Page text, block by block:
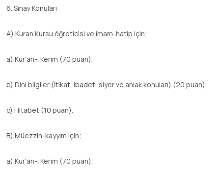
6. Sınav Konuları:
A) Kuran Kursu öğreticisi ve imam-hatip için;
a) Kur'an-ı Kerim (70 puan),
b) Dini bilgiler (İtikat, ibadet, siyer ve ahlak konuları) (20 puan),
c) Hitabet (10 puan).
B) Müezzin-kayyım için;
a) Kur'an-ı Kerim (70 puan),